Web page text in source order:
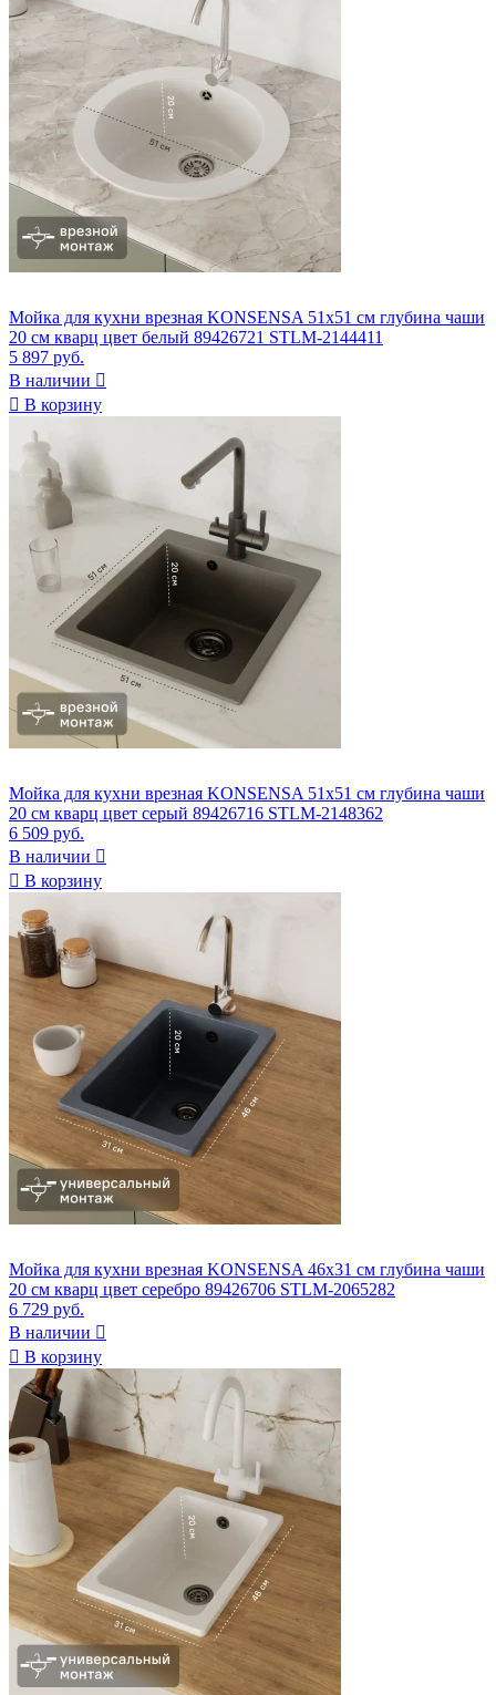
Мойка для кухни врезная KONSENSA 51x51 см глубина чаши
20 см кварц цвет белый 89426721 STLM-2144411
5 897 руб.
В наличии 
 В корзину
Мойка для кухни врезная KONSENSA 51x51 см глубина чаши
20 см кварц цвет серый 89426716 STLM-2148362
6 509 руб.
В наличии 
 В корзину
Мойка для кухни врезная KONSENSA 46x31 см глубина чаши
20 см кварц цвет серебро 89426706 STLM-2065282
6 729 руб.
В наличии 
 В корзину